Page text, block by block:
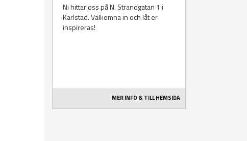
Ni hittar oss på N. Strandgatan 1 i
Karlstad. Välkomna in och låt er
inspireras!
MER INFO & TILL HEMSIDA